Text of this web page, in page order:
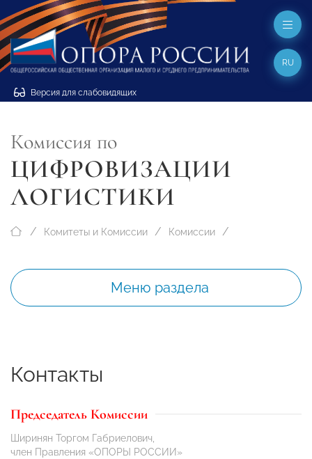
Версия для слабовидящих
RU
Комиссия по
ЦИФРОВИЗАЦИИ
ЛОГИСТИКИ
Комитеты и Комиссии Комиссии
Меню раздела
Контакты
Председатель Комиссии
Ширинян Торгом Габриелович,
член Правления «ОПОРЫ РОССИИ»